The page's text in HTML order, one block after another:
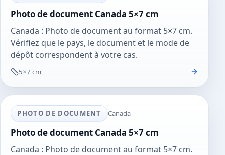
Photo de document Canada 5×7 cm
Canada : Photo de document au format 5×7 cm.
Vérifiez que le pays, le document et le mode de
dépôt correspondent à votre cas.
5×7 cm
PHOTO DE DOCUMENT Canada
Photo de document Canada 5×7 cm
Canada : Photo de document au format 5×7 cm.